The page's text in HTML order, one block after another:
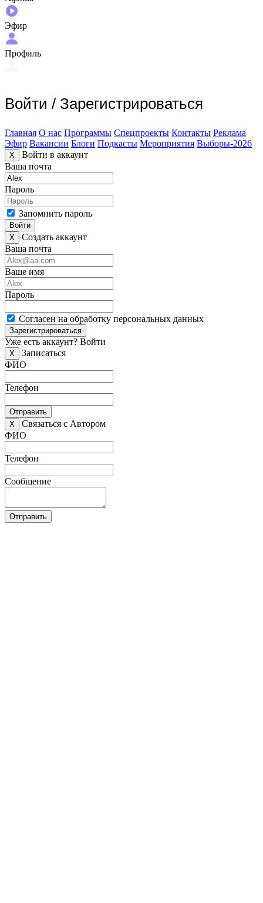
Эфир
Профиль
Войти / Зарегистрироваться
Главная О нас Программы Спецпроекты Контакты Реклама
Эфир Вакансии Блоги Подкасты Мероприятия Выборы-2026
X
Войти в аккаунт
Ваша почта
Пароль
Запомнить пароль
Войти
X
Создать аккаунт
Ваша почта
Ваше имя
Пароль
Согласен на обработку персональных данных
Зарегистрироваться
Уже есть аккаунт? Войти
X
Записаться
ФИО
Телефон
Отправить
X
Связаться с Автором
ФИО
Телефон
Сообщение
Отправить